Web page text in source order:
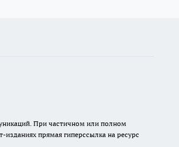
При частичном или полном
прямая гиперссылка на ресурс